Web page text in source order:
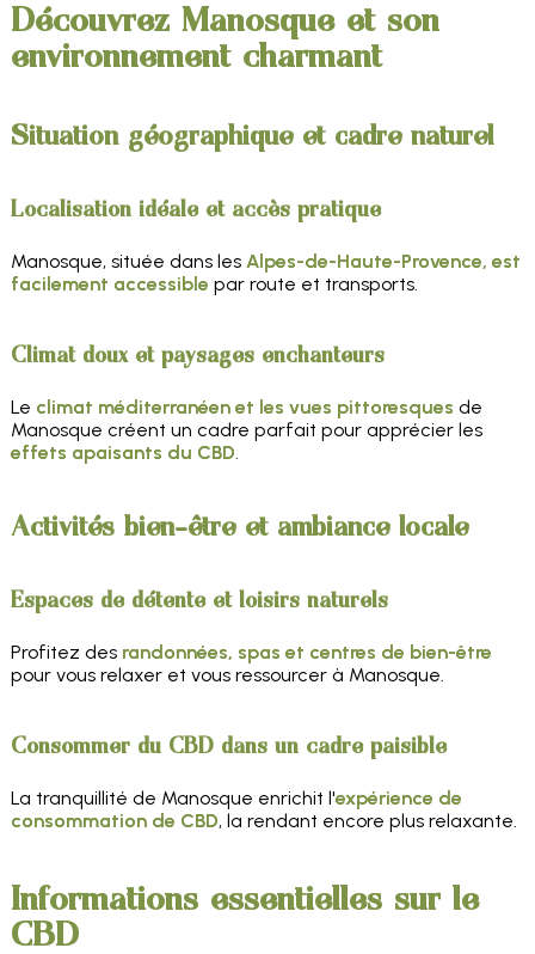
Découvrez Manosque et son
environnement charmant
Situation géographique et cadre naturel
Localisation idéale et accès pratique
Manosque, située dans les Alpes-de-Haute-Provence, est
facilement accessible par route et transports.
Climat doux et paysages enchanteurs
Le climat méditerranéen et les vues pittoresques de
Manosque créent un cadre parfait pour apprécier les
effets apaisants du CBD.
Activités bien-être et ambiance locale
Espaces de détente et loisirs naturels
Profitez des randonnées, spas et centres de bien-être
pour vous relaxer et vous ressourcer à Manosque.
Consommer du CBD dans un cadre paisible
La tranquillité de Manosque enrichit l'expérience de
consommation de CBD, la rendant encore plus relaxante.
Informations essentielles sur le
CBD